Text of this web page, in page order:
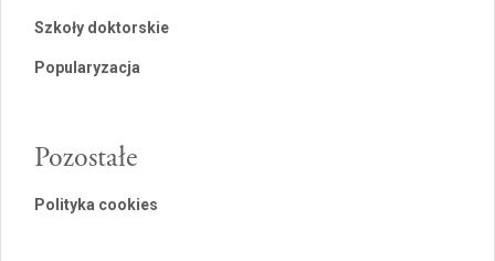
Szkoły doktorskie
Popularyzacja
Pozostałe
Polityka cookies